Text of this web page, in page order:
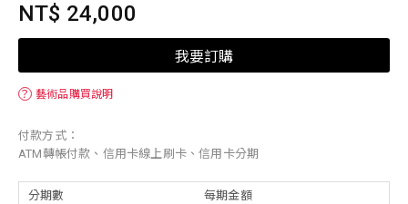
NT$ 24,000
我要訂購
？ 藝術品購買說明
付款方式：
ATM轉帳付款、信用卡線上刷卡、信用卡分期
分期數 每期金額